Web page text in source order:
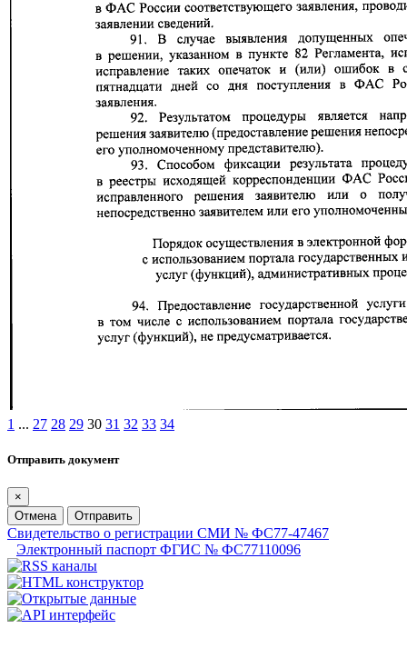
1 ... 27 28 29 30 31 32 33 34
Отправить документ
×
Отмена
Отправить
Свидетельство о регистрации СМИ № ФС77-47467
Электронный паспорт ФГИС № ФС77110096